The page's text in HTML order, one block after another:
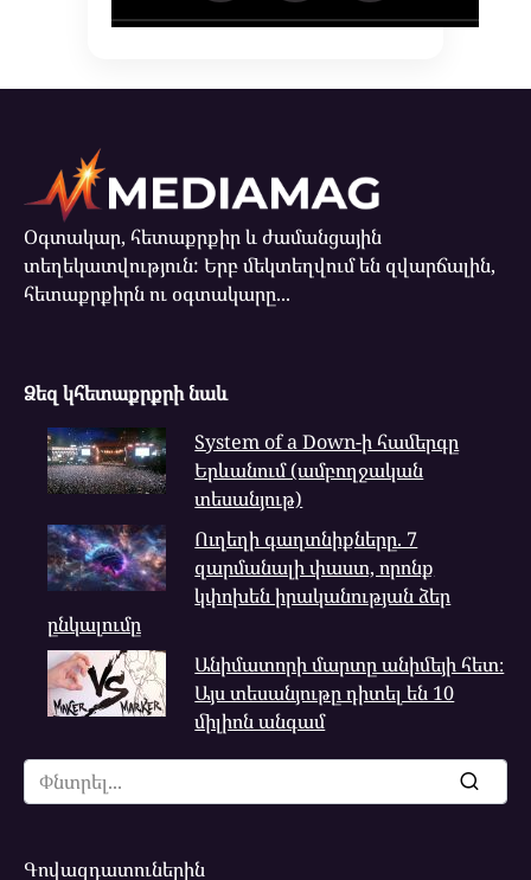
Օգտակար, հետաքրքիր և ժամանցային
տեղեկատվություն: Երբ մեկտեղվում են զվարճալին,
հետաքրքիրն ու օգտակարը...
Ձեզ կհետաքրքրի նաև
System of a Down-ի համերգը
Երևանում (ամբողջական
տեսանյութ)
Ուղեղի գաղտնիքները. 7
զարմանալի փաստ, որոնք
կփոխեն իրականության ձեր
ընկալումը
Անիմատորի մարտը անիմեյի հետ։
Այս տեսանյութը դիտել են 10
միլիոն անգամ
Search
for:
Գովազդատուներին